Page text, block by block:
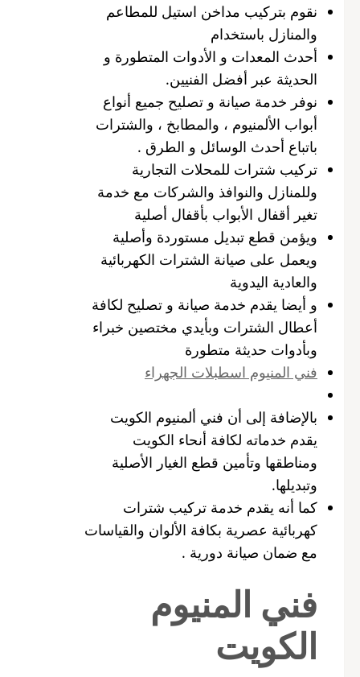
نقوم بتركيب مداخن استيل للمطاعم
والمنازل باستخدام
أحدث المعدات و الأدوات المتطورة و
الحديثة عبر أفضل الفنيين.
نوفر خدمة صيانة و تصليح جميع أنواع
أبواب الألمنيوم ، والمطابخ ، والشترات
باتباع أحدث الوسائل و الطرق .
تركيب شترات للمحلات التجارية
وللمنازل والنوافذ والشركات مع خدمة
تغير أقفال الأبواب بأقفال أصلية
ويؤمن قطع تبديل مستوردة وأصلية
ويعمل على صيانة الشترات الكهربائية
والعادية اليدوية
و أيضا يقدم خدمة صيانة و تصليح لكافة
أعطال الشترات وبأيدي مختصين خبراء
وبأدوات حديثة متطورة
فني المنيوم اسطبلات الجهراء
بالإضافة إلى أن فني ألمنيوم الكويت
يقدم خدماته لكافة أنحاء الكويت
ومناطقها وتأمين قطع الغيار الأصلية
وتبديلها.
كما أنه يقدم خدمة تركيب شترات
كهربائية عصرية بكافة الألوان والقياسات
مع ضمان صيانة دورية .
فني المنيوم
الكويت